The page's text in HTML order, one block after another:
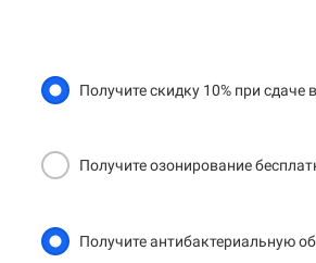
Получите скидку 10% при сдаче
Получите озонирование
Получите антибактериальную